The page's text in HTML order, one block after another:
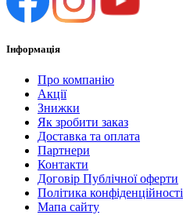
Інформація
Про компанію
Акції
Знижки
Як зробити заказ
Доставка та оплата
Партнери
Контакти
Договір Публічної оферти
Політика конфіденційності
Мапа сайту